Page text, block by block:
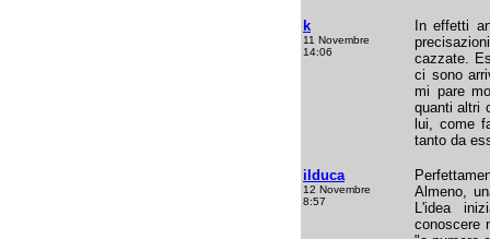
k
11 Novembre
14:06
In effetti
cazzate.
ci sono
mi pare
quanti altri
lui, come
tanto da
ilduca
12 Novembre
8:57
Almeno,
L'idea
conoscere